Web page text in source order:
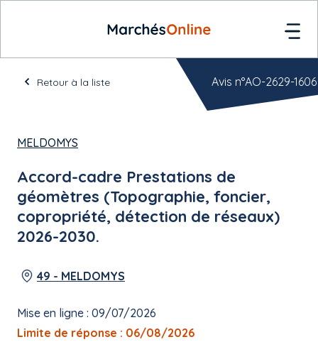
Retour à la liste
MELDOMYS
Accord-cadre Prestations de
géomètres (Topographie, foncier,
copropriété, détection de réseaux)
2026-2030.
49 - MELDOMYS
Mise en ligne : 09/07/2026
Limite de réponse : 06/08/2026
Avis n°AO-2629-1606